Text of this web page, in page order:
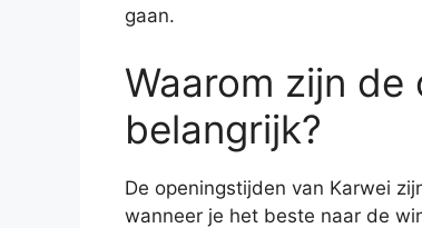
gaan.
Waarom zijn
belangrijk?
De openingstijden van Karwei
wanneer je het beste naar de